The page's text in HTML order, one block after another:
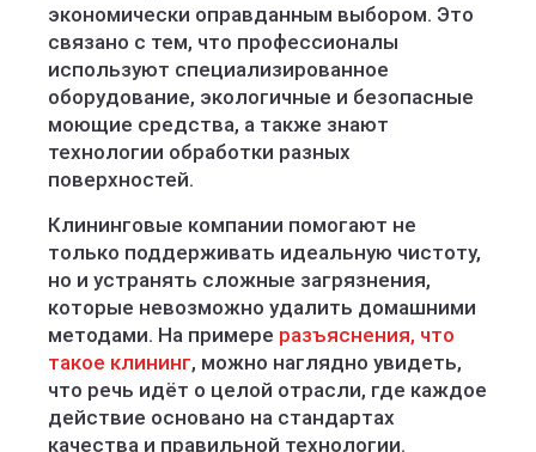
экономически оправданным выбором. Это
связано с тем, что профессионалы
используют специализированное
оборудование, экологичные и безопасные
моющие средства, а также знают
технологии обработки разных
поверхностей.
Клининговые компании помогают не
только поддерживать идеальную чистоту,
но и устранять сложные загрязнения,
которые невозможно удалить домашними
методами. На примере разъяснения, что
такое клининг, можно наглядно увидеть,
что речь идёт о целой отрасли, где каждое
действие основано на стандартах
качества и правильной технологии.